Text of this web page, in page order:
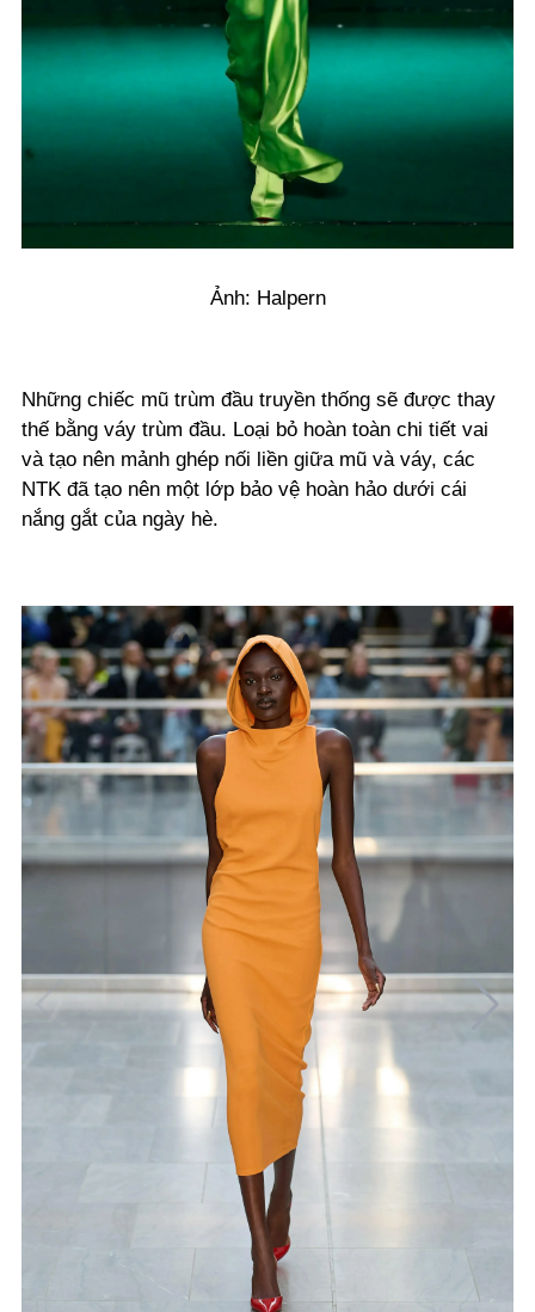
Ảnh: Halpern
Những chiếc mũ trùm đầu truyền thống sẽ được thay
thế bằng váy trùm đầu. Loại bỏ hoàn toàn chi tiết vai
và tạo nên mảnh ghép nối liền giữa mũ và váy, các
NTK đã tạo nên một lớp bảo vệ hoàn hảo dưới cái
nắng gắt của ngày hè.